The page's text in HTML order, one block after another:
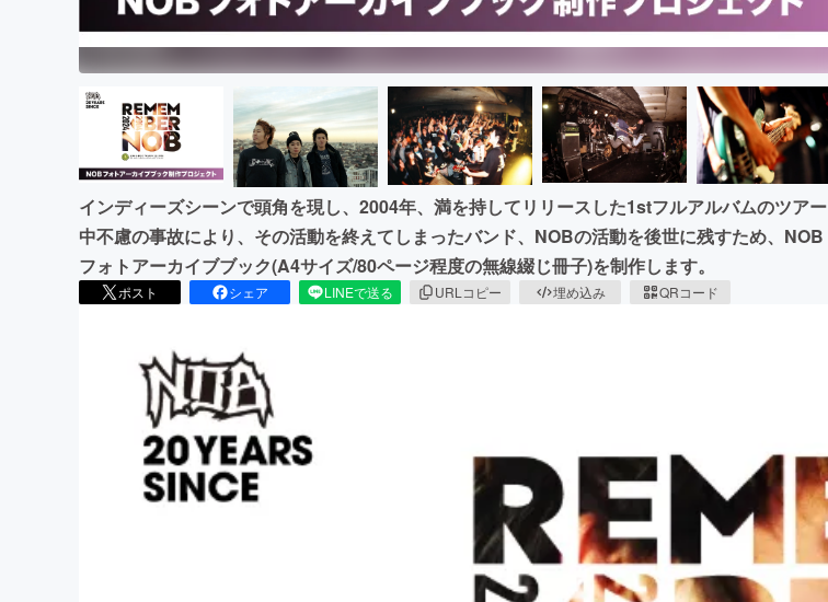
インディーズシーンで頭角を現し、2004年、満を持してリリースした1stフルアルバムのツアー
中不慮の事故により、その活動を終えてしまったバンド、NOBの活動を後世に残すため、NOB
フォトアーカイブブック(A4サイズ/80ページ程度の無線綴じ冊子)を制作します。
ポスト シェア LINEで送る URLコピー 埋め込み QRコード